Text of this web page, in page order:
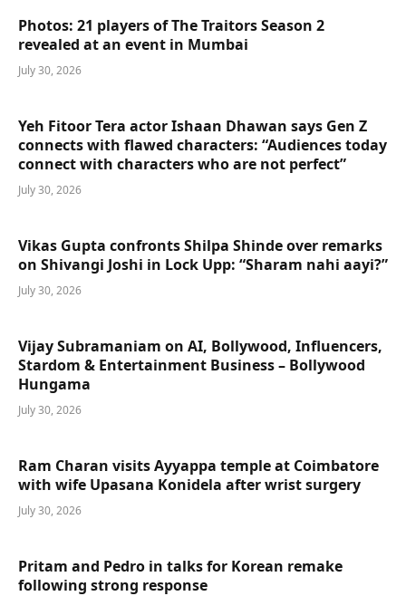
Photos: 21 players of The Traitors Season 2
revealed at an event in Mumbai
July 30, 2026
Yeh Fitoor Tera actor Ishaan Dhawan says Gen Z
connects with flawed characters: “Audiences today
connect with characters who are not perfect”
July 30, 2026
Vikas Gupta confronts Shilpa Shinde over remarks
on Shivangi Joshi in Lock Upp: “Sharam nahi aayi?”
July 30, 2026
Vijay Subramaniam on AI, Bollywood, Influencers,
Stardom & Entertainment Business – Bollywood
Hungama
July 30, 2026
Ram Charan visits Ayyappa temple at Coimbatore
with wife Upasana Konidela after wrist surgery
July 30, 2026
Pritam and Pedro in talks for Korean remake
following strong response